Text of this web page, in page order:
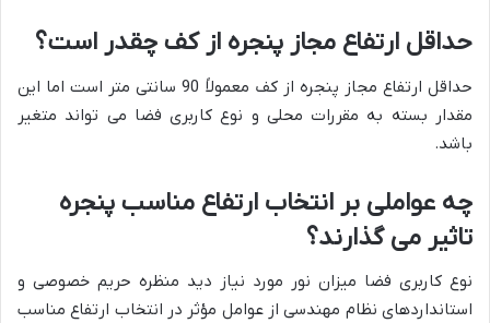
حداقل ارتفاع مجاز پنجره از کف چقدر است؟
حداقل ارتفاع مجاز پنجره از کف معمولاً 90 سانتی متر است اما این
مقدار بسته به مقررات محلی و نوع کاربری فضا می تواند متغیر
باشد.
چه عواملی بر انتخاب ارتفاع مناسب پنجره
تاثیر می گذارند؟
نوع کاربری فضا میزان نور مورد نیاز دید منظره حریم خصوصی و
استانداردهای نظام مهندسی از عوامل مؤثر در انتخاب ارتفاع مناسب